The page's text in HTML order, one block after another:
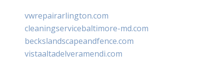
vwrepairarlington.com
cleaningservicebaltimore-md.com
beckslandscapeandfence.com
vistaaltadelveramendi.com